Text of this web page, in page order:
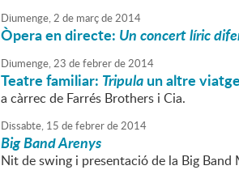
Diumenge,2 de marçde2014
Òpera en directe: Un concert líric
Diumenge,23 defebrerde2014
Teatre familiar: Tripulaun altre viatge
a càrrec de Farrés Brothers i Cia.
Dissabte, 15 defebrerde2014
Big Band Arenys
Nit de swing i presentació de la Big Band